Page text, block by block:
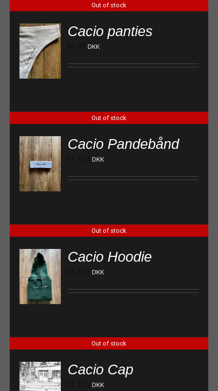
Out of stock
Cacio panties
DKK
Out of stock
Cacio Pandebånd
DKK
Out of stock
Cacio Hoodie
DKK
Out of stock
Cacio Cap
DKK